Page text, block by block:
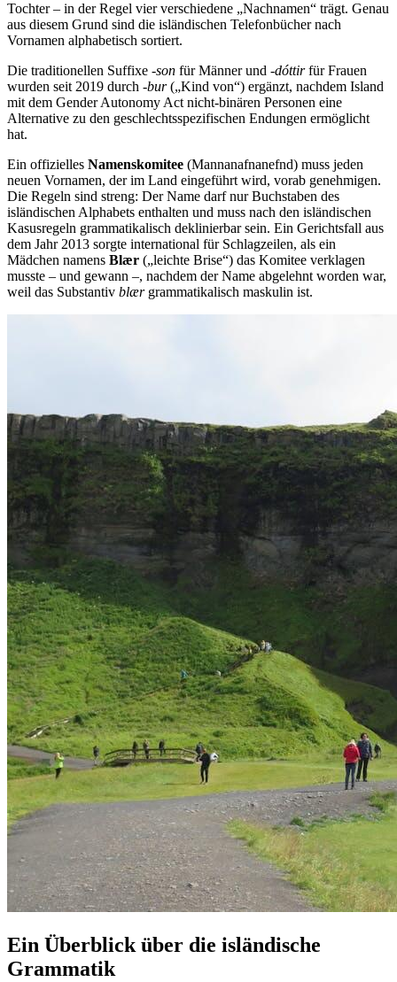
Tochter – in der Regel vier verschiedene „Nachnamen“ trägt. Genau
aus diesem Grund sind die isländischen Telefonbücher nach
Vornamen alphabetisch sortiert.
Die traditionellen Suffixe -son für Männer und -dóttirfür Frauen
wurden seit 2019 durch -bur(„Kind von“) ergänzt, nachdem Island
mit dem Gender Autonomy Act nicht-binären Personen eine
Alternative zu den geschlechtsspezifischen Endungen ermöglicht
hat.
Ein offizielles Namenskomitee (Mannanafnanefnd) muss jeden
neuen Vornamen, der im Land eingeführt wird, vorab genehmigen.
Die Regeln sind streng: Der Name darf nur Buchstaben des
isländischen Alphabets enthalten und muss nach den isländischen
Kasusregeln grammatikalisch deklinierbar sein. Ein Gerichtsfall aus
dem Jahr 2013 sorgte international für Schlagzeilen, als ein
Mädchen namens Blær („leichte Brise“) das Komitee verklagen
musste – und gewann –, nachdem der Name abgelehnt worden war,
weil das Substantiv blærgrammatikalisch maskulin ist.
Ein Überblick über die isländische
Grammatik